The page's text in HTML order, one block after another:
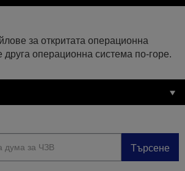
за откритата операционна
друга операционна система по-горе.
Търсене